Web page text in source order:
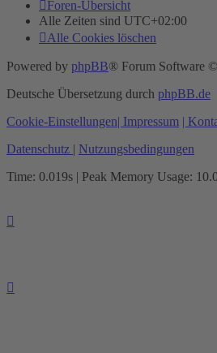
Foren-Übersicht
Alle Zeiten sind UTC+02:00
Alle Cookies löschen
Powered by phpBB® Forum Software
Deutsche Übersetzung durch phpBB.de
Cookie-Einstellungen| Impressum |
Datenschutz | Nutzungsbedingungen
Time: 0.019s | Peak Memory Usage: